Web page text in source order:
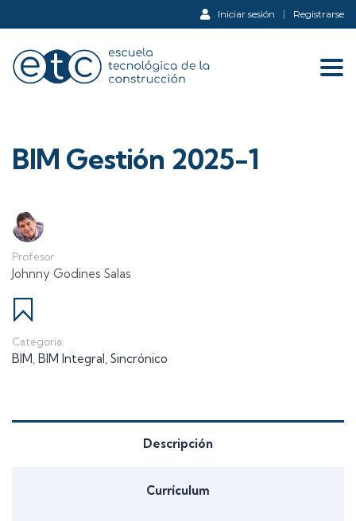
Iniciar sesión Registrarse
BIM Gestión 2025-1
Profesor
Johnny Godines Salas
Categoría:
BIM, BIM Integral, Sincrónico
Descripción
Currículum